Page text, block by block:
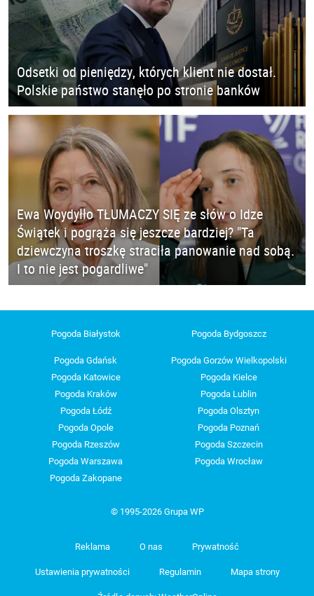
Odsetki od pieniędzy, których klient nie dostał.
Polskie państwo stanęło po stronie banków
Ewa Woydyłło TŁUMACZY SIĘ ze słów o Idze
Świątek i pogrąża się jeszcze bardziej? "Ta
dziewczyna troszkę straciła panowanie nad sobą.
I to nie jest pogardliwe"
Pogoda Białystok Pogoda Bydgoszcz
Pogoda Gdańsk
Pogoda Gorzów Wielkopolski
Pogoda Katowice
Pogoda Kielce
Pogoda Kraków
Pogoda Lublin
Pogoda Łódź
Pogoda Olsztyn
Pogoda Opole
Pogoda Poznań
Pogoda Rzeszów
Pogoda Szczecin
Pogoda Warszawa
Pogoda Wrocław
Pogoda Zakopane
© 1995-2026 Grupa WP
Reklama O nas Prywatność
Ustawienia prywatności Regulamin Mapa strony